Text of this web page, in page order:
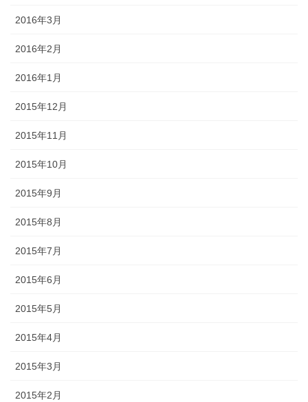
2016年3月
2016年2月
2016年1月
2015年12月
2015年11月
2015年10月
2015年9月
2015年8月
2015年7月
2015年6月
2015年5月
2015年4月
2015年3月
2015年2月